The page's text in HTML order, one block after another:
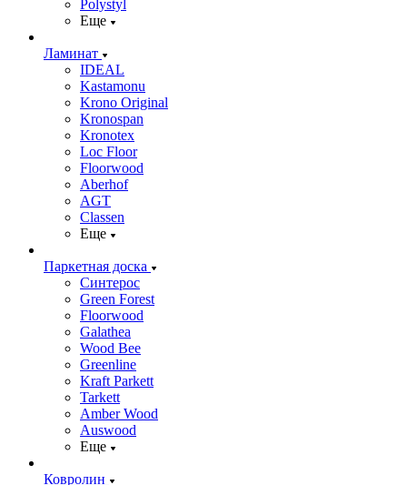
Polystyl
Еще
Ламинат
IDEAL
Kastamonu
Krono Original
Kronospan
Kronotex
Loc Floor
Floorwood
Aberhof
AGT
Classen
Еще
Паркетная доска
Синтерос
Green Forest
Floorwood
Galathea
Wood Bee
Greenline
Kraft Parkett
Tarkett
Amber Wood
Auswood
Еще
Ковролин